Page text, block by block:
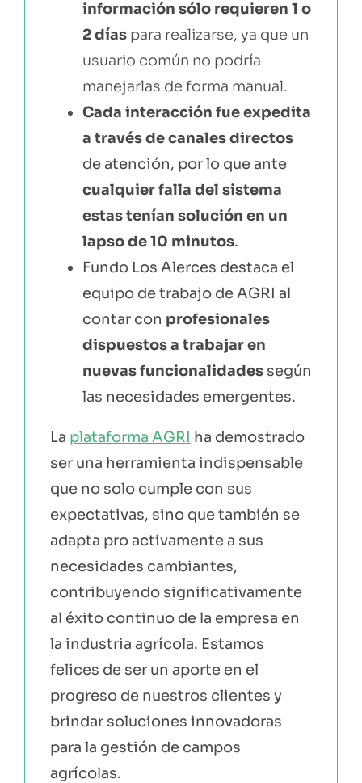
información sólo requieren 1 o
2 días para realizarse, ya que un
usuario común no podría
manejarlas de forma manual.
Cada interacción fue expedita
a través de canales directos
de atención, por lo que ante
cualquier falla del sistema
estas tenían solución en un
lapso de 10 minutos.
Fundo Los Alerces destaca el
equipo de trabajo de AGRI al
contar con profesionales
dispuestos a trabajar en
nuevas funcionalidadessegún
las necesidades emergentes.
La plataforma AGRI ha demostrado
ser una herramienta indispensable
que no solo cumple con sus
expectativas, sino que también se
adapta pro activamente a sus
necesidades cambiantes,
contribuyendo significativamente
al éxito continuo de la empresa en
la industria agrícola. Estamos
felices de ser un aporte en el
progreso de nuestros clientes y
brindar soluciones innovadoras
para la gestión de campos
agrícolas.